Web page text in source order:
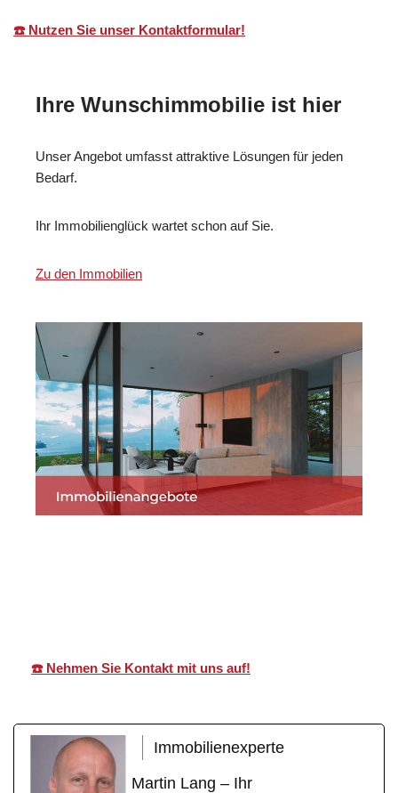
☎️ Nutzen Sie unser Kontaktformular!
Ihre Wunschimmobilie ist hier
Unser Angebot umfasst attraktive Lösungen für jeden
Bedarf.
Ihr Immobilienglück wartet schon auf Sie.
Zu den Immobilien
☎️ Nehmen Sie Kontakt mit uns auf!
Immobilienexperte
Martin Lang – Ihr